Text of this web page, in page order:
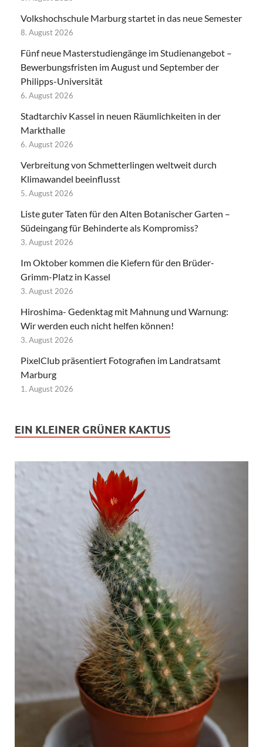
Volkshochschule Marburg startet in das neue Semester
8. August 2026
Fünf neue Masterstudiengänge im Studienangebot –
Bewerbungsfristen im August und September der
Philipps-Universität
6. August 2026
Stadtarchiv Kassel in neuen Räumlichkeiten in der
Markthalle
6. August 2026
Verbreitung von Schmetterlingen weltweit durch
Klimawandel beeinflusst
5. August 2026
Liste guter Taten für den Alten Botanischer Garten –
Südeingang für Behinderte als Kompromiss?
3. August 2026
Im Oktober kommen die Kiefern für den Brüder-
Grimm-Platz in Kassel
3. August 2026
Hiroshima- Gedenktag mit Mahnung und Warnung:
Wir werden euch nicht helfen können!
3. August 2026
PixelClub präsentiert Fotografien im Landratsamt
Marburg
1. August 2026
EIN KLEINER GRÜNER KAKTUS